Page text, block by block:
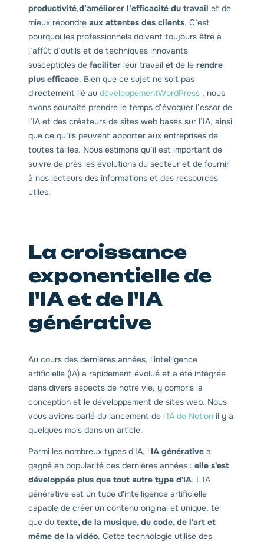
productivité,d’améliorer l’efficacité du travail et de
mieux répondre aux attentes des clients. C’est
pourquoi les professionnels doivent toujours être à
l’affût d’outils et de techniques innovants
susceptibles de faciliter leur travail et de le rendre
plus efficace. Bien que ce sujet ne soit pas
directement lié au développementWordPress , nous
avons souhaité prendre le temps d’évoquer l’essor de
l’IA et des créateurs de sites web basés sur l’IA, ainsi
que ce qu’ils peuvent apporter aux entreprises de
toutes tailles. Nous estimons qu’il est important de
suivre de près les évolutions du secteur et de fournir
à nos lecteurs des informations et des ressources
utiles.
La croissance
exponentielle de
l'IA et de l'IA
générative
Au cours des dernières années, l'intelligence
artificielle (IA) a rapidement évolué et a été intégrée
dans divers aspects de notre vie, y compris la
conception et le développement de sites web. Nous
vous avions parlé du lancement de l'IA de Notion il y a
quelques mois dans un article.
Parmi les nombreux types d'IA, l'IA générative a
gagné en popularité ces dernières années : elle s'est
développée plus que tout autre type d'IA. L'IA
générative est un type d'intelligence artificielle
capable de créer un contenu original et unique, tel
que du texte, de la musique, du code, de l'art et
même de la vidéo. Cette technologie utilise des